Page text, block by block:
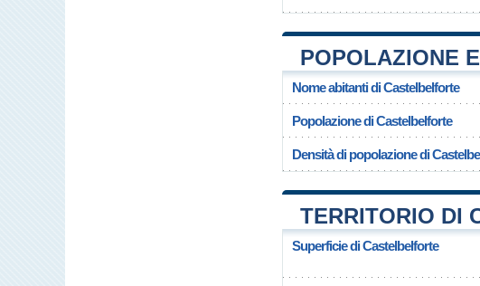
POPOLAZIONE
Nome abitanti di Castelbelforte
Popolazione di Castelbelforte
Densità di popolazione di
TERRITORIO DI
Superficie di Castelbelforte